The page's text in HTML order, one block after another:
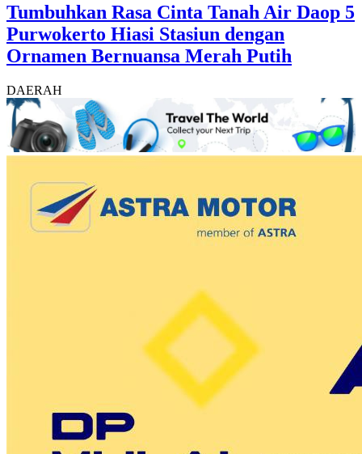
Tumbuhkan Rasa Cinta Tanah Air Daop 5
Purwokerto Hiasi Stasiun dengan
Ornamen Bernuansa Merah Putih
DAERAH